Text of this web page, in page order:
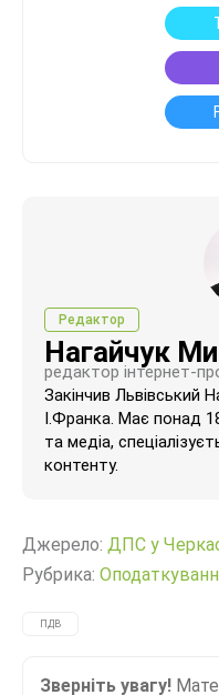
Редактор
Нагайчук
редактор інтернет-
Закінчив Львівський
І.Франка. Має понад
та медіа,
контенту.
Джерело: ДПС у
Рубрика:
ПДВ
Зверніть увагу!